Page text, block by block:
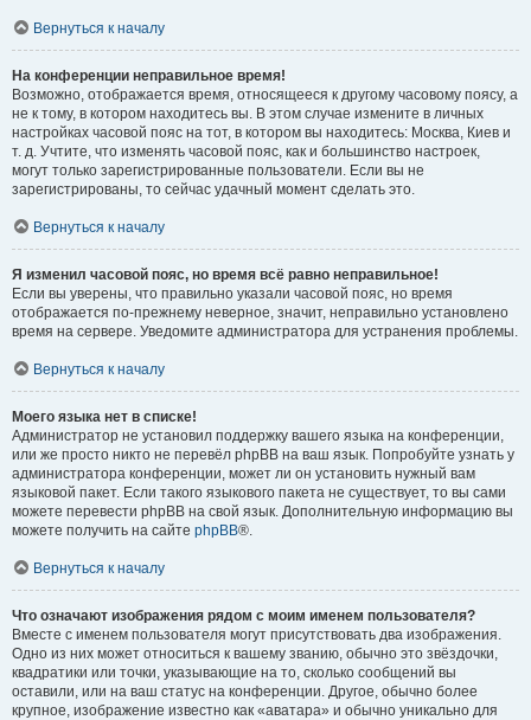
Вернуться к началу
На конференции неправильное время!
Возможно, отображается время, относящееся к другому часовому поясу, а
не к тому, в котором находитесь вы. В этом случае измените в личных
настройках часовой пояс на тот, в котором вы находитесь: Москва, Киев и
т. д. Учтите, что изменять часовой пояс, как и большинство настроек,
могут только зарегистрированные пользователи. Если вы не
зарегистрированы, то сейчас удачный момент сделать это.
Вернуться к началу
Я изменил часовой пояс, но время всё равно неправильное!
Если вы уверены, что правильно указали часовой пояс, но время
отображается по-прежнему неверное, значит, неправильно установлено
время на сервере. Уведомите администратора для устранения проблемы.
Вернуться к началу
Моего языка нет в списке!
Администратор не установил поддержку вашего языка на конференции,
или же просто никто не перевёл phpBB на ваш язык. Попробуйте узнать у
администратора конференции, может ли он установить нужный вам
языковой пакет. Если такого языкового пакета не существует, то вы сами
можете перевести phpBB на свой язык. Дополнительную информацию вы
можете получить на сайте phpBB®.
Вернуться к началу
Что означают изображения рядом с моим именем пользователя?
Вместе с именем пользователя могут присутствовать два изображения.
Одно из них может относиться к вашему званию, обычно это звёздочки,
квадратики или точки, указывающие на то, сколько сообщений вы
оставили, или на ваш статус на конференции. Другое, обычно более
крупное, изображение известно как «аватара» и обычно уникально для